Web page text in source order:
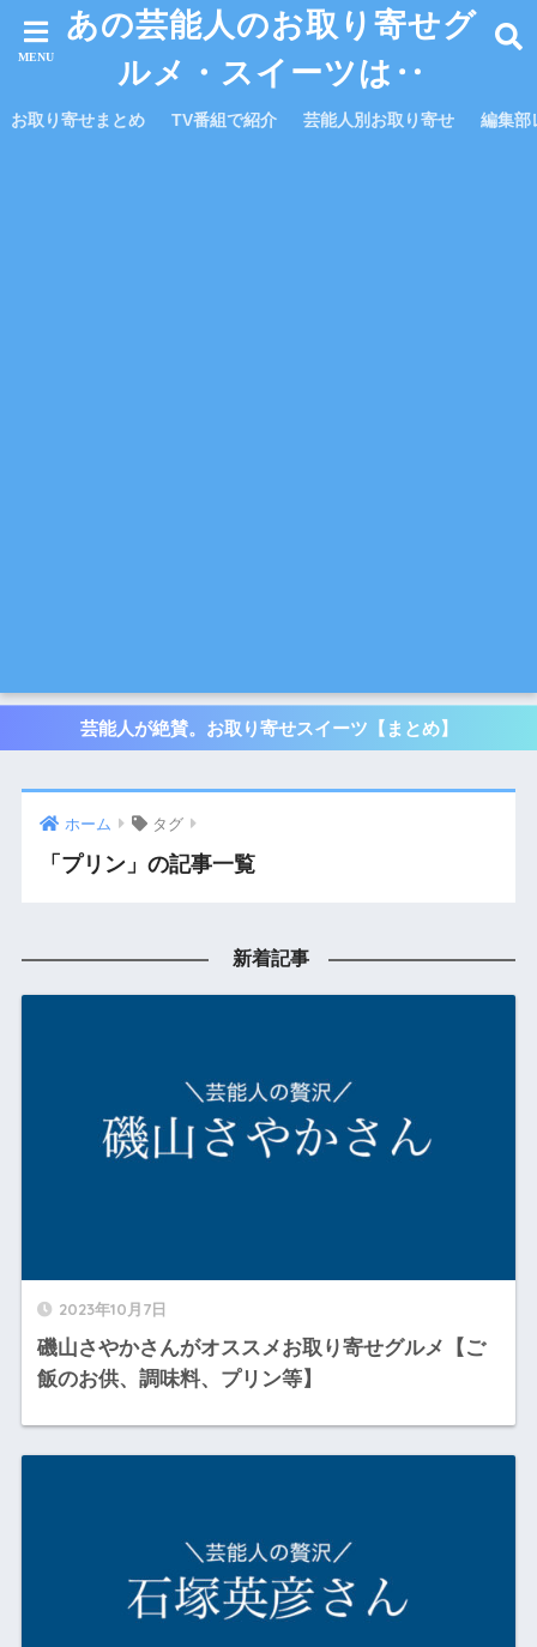
あの芸能人のお取り寄せグ
ルメ・スイーツは‥
お取り寄せまとめ TV番組で紹介 芸能人別お取り寄せ 編集部
芸能人が絶賛。お取り寄せスイーツ【まとめ】
ホーム タグ
「プリン」の記事一覧
新着記事
2023年10月7日
磯山さやかさんがオススメお取り寄せグルメ【ご
飯のお供、調味料、プリン等】